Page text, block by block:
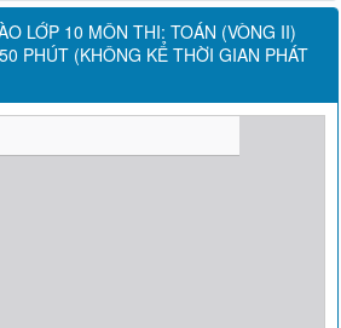
LỚP 10 MÔN THI: TOÁN (VÒNG II)
PHÚT (KHÔNG KỂ THỜI GIAN PHÁT